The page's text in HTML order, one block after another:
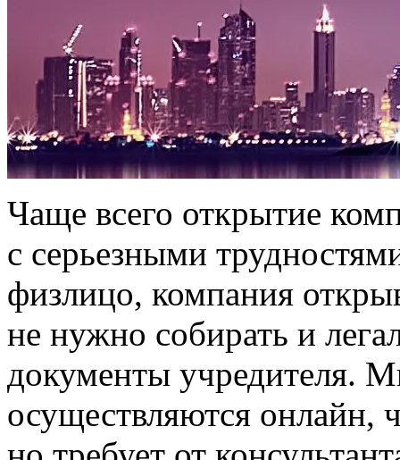
Чаще всего открытие
с серьезными
физлицо, компания
не нужно собирать и
документы учредителя.
осуществляются онлайн,